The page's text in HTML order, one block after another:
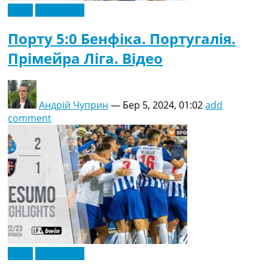
Порту 5:0 Бенфіка. Португалія.
Прімейра Ліга. Відео
Андрій Чуприн — Бер 5, 2024, 01:02add
comment